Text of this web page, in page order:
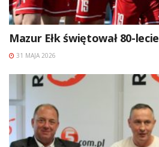
Mazur Ełk świętował 80-lecie
31 MAJA 2026